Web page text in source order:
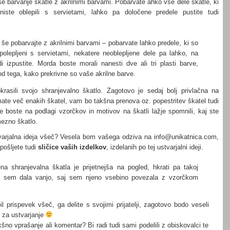
barvanje škatle z akrilnimi barvami. Pobarvate ahko vse dele škatle, ki
oblepili s servietami, lahko pa določene predele pustite tudi
pobarvajte z akrilnimi barvami – pobarvate lahko predele, ki so
s servietami, nekatere neoblepljene dele pa lahko, na
izpustite. Morda boste morali nanesti dve ali tri plasti barve,
tega, kako prekrivne so vaše akrilne barve.
svojo shranjevalno škatlo. Zagotovo je sedaj bolj privlačna na
več enakih škatel, vam bo takšna prenova oz. popestritev škatel tudi
boste na podlagi vzorčkov in motivov na škatli lažje spomnili, kaj ste
škatlo.
ideja všeč? Vesela bom vašega odziva na info@unikatnica.com,
tudi sličice vaših izdelkov , izdelanih po tej ustvarjalni ideji.
shranjevalna škatla je prijetnejša na pogled, hkrati pa takoj
sem dala vanjo, saj sem njeno vsebino povezala z vzorčkom
prispevek všeč, ga delite s svojimi prijatelji, zagotovo bodo veseli
za ustvarjanje
vprašanje ali komentar? Bi radi tudi sami podelili z obiskovalci te